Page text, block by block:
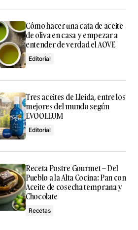
Cómo hacer una cata de aceite
de oliva en casa y empezar a
entender de verdad el AOVE
Editorial
Tres aceites de Lleida, entre los
mejores del mundo según
EVOOLEUM
Editorial
Receta Postre Gourmet – Del
Pueblo a la Alta Cocina: Pan con
Aceite de cosecha temprana y
Chocolate
Recetas